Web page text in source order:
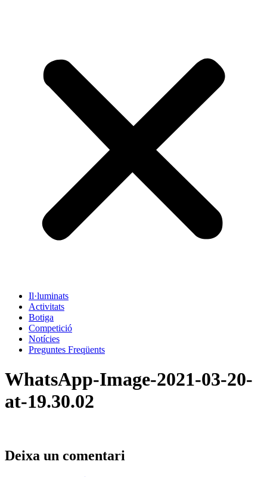
Il·luminats
Activitats
Botiga
Competició
Notícies
Preguntes Freqüents
WhatsApp-Image-2021-03-20-
at-19.30.02
Deixa un comentari